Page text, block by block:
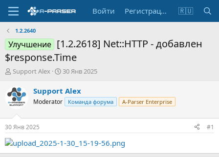
Войти Регистрация 🇷🇺
1.2.2640
Улучшение [1.2.2618] Net::HTTP - добавлен
$response.Time
А
т
о
р
т
е
м
ы
Support Alex
Д
т
а
н
а
л
30 Янв 2025
Support Alex
Moderator Команда форума A-Parser Enterprise
30 Янв 2025 #1